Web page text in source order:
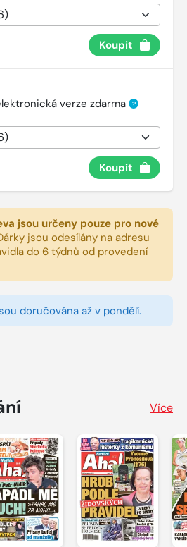
Koupit
verze zdarma ?
Koupit
jsou určeny pouze pro nové
jsou odesílány na adresu
do 6 týdnů od provedení
doručována až v pondělí.
Více